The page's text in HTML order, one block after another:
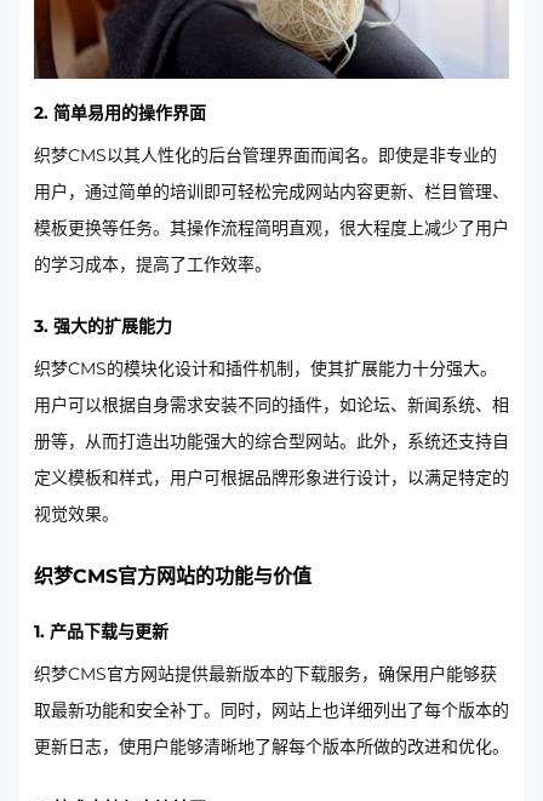
2. 简单易用的操作界面
织梦CMS以其人性化的后台管理界面而闻名。即使是非专业的
用户，通过简单的培训即可轻松完成网站内容更新、栏目管理、
模板更换等任务。其操作流程简明直观，很大程度上减少了用户
的学习成本，提高了工作效率。
3. 强大的扩展能力
织梦CMS的模块化设计和插件机制，使其扩展能力十分强大。
用户可以根据自身需求安装不同的插件，如论坛、新闻系统、相
册等，从而打造出功能强大的综合型网站。此外，系统还支持自
定义模板和样式，用户可根据品牌形象进行设计，以满足特定的
视觉效果。
织梦CMS官方网站的功能与价值
1. 产品下载与更新
织梦CMS官方网站提供最新版本的下载服务，确保用户能够获
取最新功能和安全补丁。同时，网站上也详细列出了每个版本的
更新日志，使用户能够清晰地了解每个版本所做的改进和优化。